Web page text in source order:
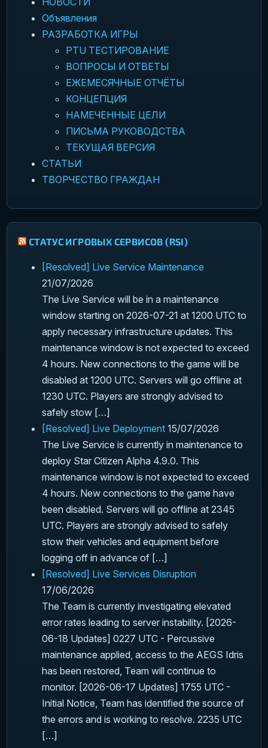
Объявления
РАЗРАБОТКА ИГРЫ
PTU ТЕСТИРОВАНИЕ
ВОПРОСЫ И ОТВЕТЫ
ЕЖЕМЕСЯЧНЫЕ ОТЧЁТЫ
КОНЦЕПЦИЯ
НАМЕЧЕННЫЕ ЦЕЛИ
ПИСЬМА РУКОВОДСТВА
ТЕКУЩАЯ ВЕРСИЯ
СТАТЬИ
ТВОРЧЕСТВО ГРАЖДАН
СТАТУС ИГРОВЫХ СЕРВИСОВ (RSI)
[Resolved] Live Service Maintenance
21/07/2026
The Live Service will be in a maintenance
window starting on 2026-07-21 at 1200 UTC to
apply necessary infrastructure updates. This
maintenance window is not expected to exceed
4 hours. New connections to the game will be
disabled at 1200 UTC. Servers will go offline at
1230 UTC. Players are strongly advised to
safely stow […]
[Resolved] Live Deployment 15/07/2026
The Live Service is currently in maintenance to
deploy Star Citizen Alpha 4.9.0. This
maintenance window is not expected to exceed
4 hours. New connections to the game have
been disabled. Servers will go offline at 2345
UTC. Players are strongly advised to safely
stow their vehicles and equipment before
logging off in advance of […]
[Resolved] Live Services Disruption
17/06/2026
The Team is currently investigating elevated
error rates leading to server instability. [2026-
06-18 Updates] 0227 UTC - Percussive
maintenance applied, access to the AEGS Idris
has been restored, Team will continue to
monitor. [2026-06-17 Updates] 1755 UTC -
Initial Notice, Team has identified the source of
the errors and is working to resolve. 2235 UTC
[…]